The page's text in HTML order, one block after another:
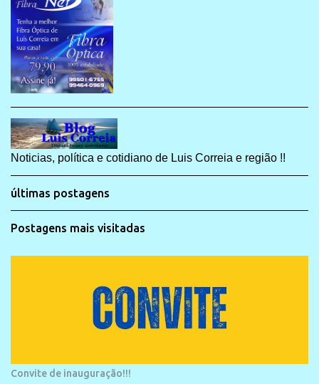
Noticias, política e cotidiano de Luis Correia e região !!
últimas postagens
Postagens mais visitadas
Convite de inauguração!!!